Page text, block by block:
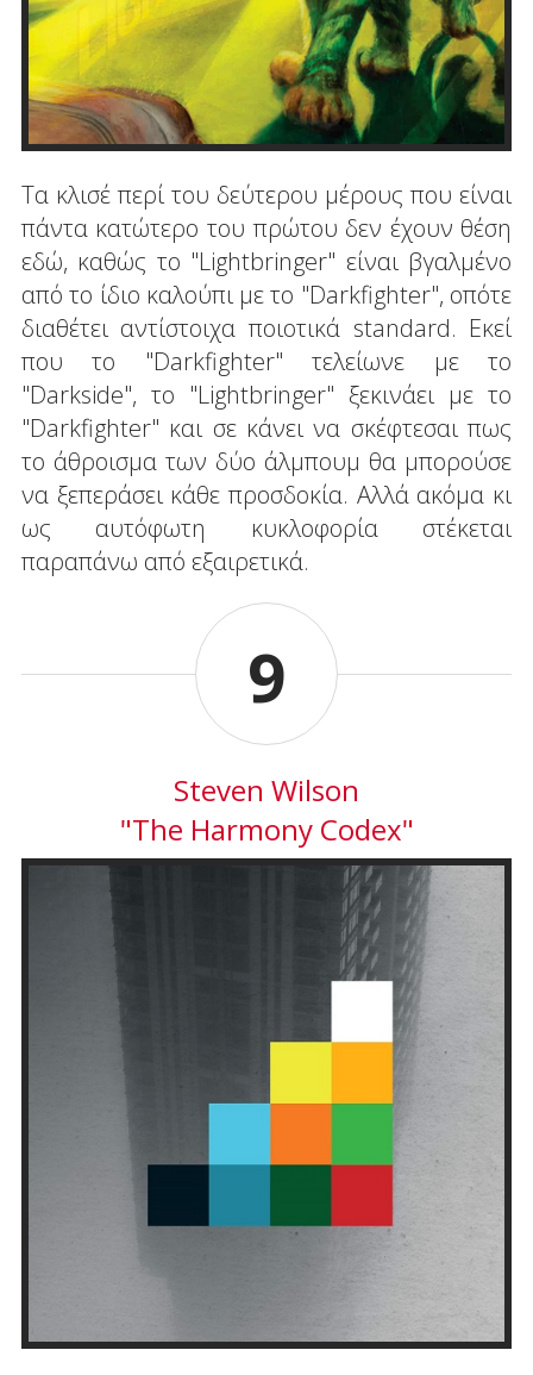
Τα κλισέ περί του δεύτερου μέρους που είναι
πάντα κατώτερο του πρώτου δεν έχουν θέση
εδώ, καθώς το "Lightbringer" είναι βγαλμένο
από το ίδιο καλούπι με το "Darkfighter", οπότε
διαθέτει αντίστοιχα ποιοτικά standard. Εκεί
που το "Darkfighter" τελείωνε με το
"Darkside", το "Lightbringer" ξεκινάει με το
"Darkfighter" και σε κάνει να σκέφτεσαι πως
το άθροισμα των δύο άλμπουμ θα μπορούσε
να ξεπεράσει κάθε προσδοκία. Αλλά ακόμα κι
ως αυτόφωτη κυκλοφορία στέκεται
παραπάνω από εξαιρετικά.
9
Steven Wilson
"The Harmony Codex"